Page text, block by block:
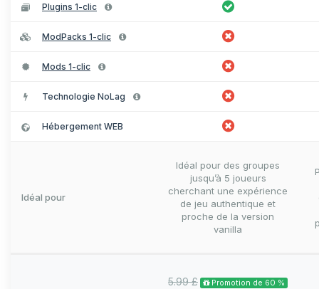
Plugins 1-clic
ModPacks 1-clic
Mods 1-clic
Technologie NoLag
Hébergement WEB
Idéal pour
Idéal pour des groupes
jusqu’à 5 joueurs
cherchant une expérience
de jeu authentique et
proche de la version
vanilla
5.99 £ Promotion de 60 %